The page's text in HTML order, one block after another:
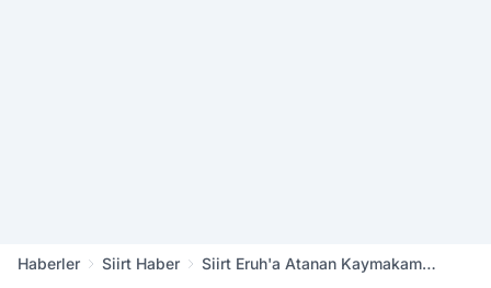
Haberler Siirt Haber
Siirt Eruh'a Atanan Kaymakam